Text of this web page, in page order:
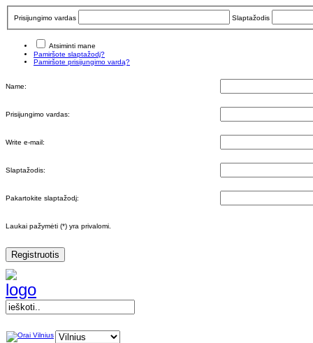
Prisijungimo vardas Slaptažodis
Atsiminti mane
Pamiršote slaptažodį?
Pamiršote prisijungimo vardą?
Name:
Prisijungimo vardas:
Write e-mail:
Slaptažodis:
Pakartokite slaptažodį:
Laukai pažymėti (*) yra privalomi.
Registruotis